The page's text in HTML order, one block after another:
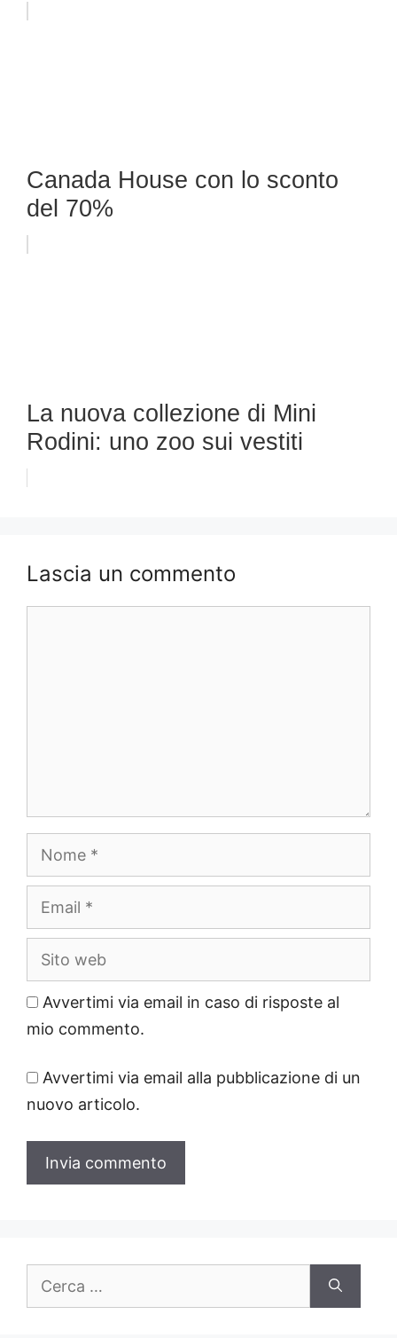
Canada House con lo sconto
del 70%
La nuova collezione di Mini
Rodini: uno zoo sui vestiti
Lascia un commento
Sito
Avvertimi via email in caso di risposte al
mio commento.
Avvertimi via email alla pubblicazione di un
nuovo articolo.